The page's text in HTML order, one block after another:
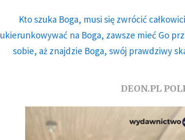
Kto szuka Boga, musi się zwrócić
ukierunkowywać na Boga, zawsze mieć Go
sobie, aż znajdzie Boga, swój prawdziwy
DEON.PL